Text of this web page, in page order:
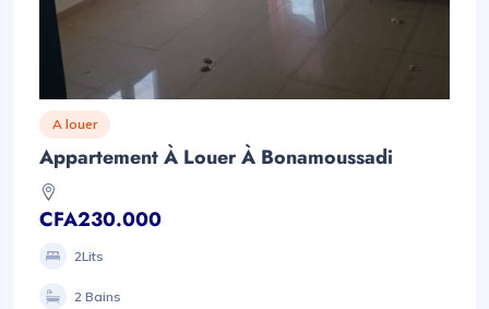
A louer
Appartement À Louer À Bonamoussadi
CFA230.000
2Lits
2 Bains